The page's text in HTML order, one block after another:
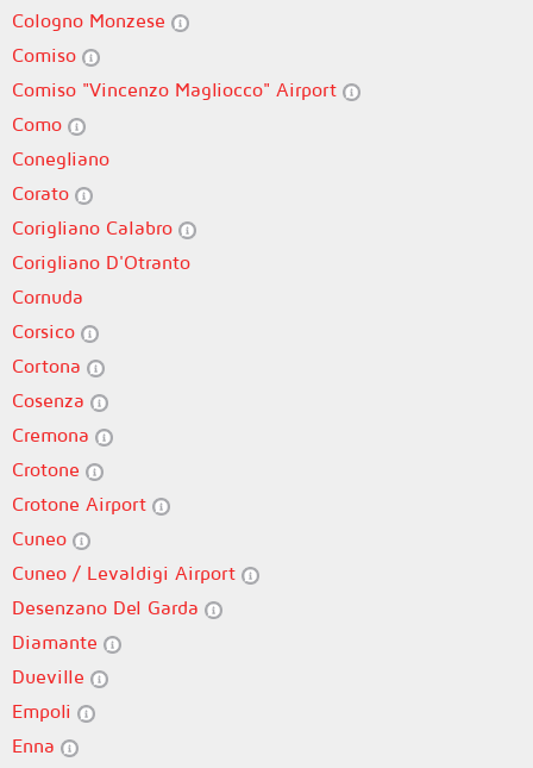
Cologno Monzese
Comiso
Comiso "Vincenzo Magliocco" Airport
Como
Conegliano
Corato
Corigliano Calabro
Corigliano D'Otranto
Cornuda
Corsico
Cortona
Cosenza
Cremona
Crotone
Crotone Airport
Cuneo
Cuneo / Levaldigi Airport
Desenzano Del Garda
Diamante
Dueville
Empoli
Enna